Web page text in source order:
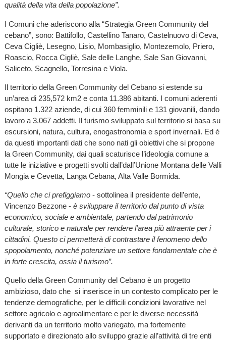
qualità della vita della popolazione”.
I Comuni che aderiscono alla “Strategia Green Community del
cebano”, sono: Battifollo, Castellino Tanaro, Castelnuovo di Ceva,
Ceva Cigliè, Lesegno, Lisio, Mombasiglio, Montezemolo, Priero,
Roascio, Rocca Cigliè, Sale delle Langhe, Sale San Giovanni,
Saliceto, Scagnello, Torresina e Viola.
Il territorio della Green Community del Cebano si estende su
un’area di 235,572 km2 e conta 11.386 abitanti. I comuni aderenti
ospitano 1.322 aziende, di cui 360 femminili e 131 giovanili, dando
lavoro a 3.067 addetti. Il turismo sviluppato sul territorio si basa su
escursioni, natura, cultura, enogastronomia e sport invernali. Ed è
da questi importanti dati che sono nati gli obiettivi che si propone
la Green Community, dai quali scaturisce l’ideologia comune a
tutte le iniziative e progetti svolti dall’dall’Unione Montana delle Valli
Mongia e Cevetta, Langa Cebana, Alta Valle Bormida.
“Quello che ci prefiggiamo- sottolinea il presidente dell’ente,
Vincenzo Bezzone - è sviluppare il territorio dal punto di vista
economico, sociale e ambientale, partendo dal patrimonio
culturale, storico e naturale per rendere l’area più attraente per i
cittadini. Questo ci permetterà di contrastare il fenomeno dello
spopolamento, nonché potenziare un settore fondamentale che è
in forte crescita, ossia il turismo”.
Quello della Green Community del Cebano è un progetto
ambizioso, dato che si inserisce in un contesto complicato per le
tendenze demografiche, per le difficili condizioni lavorative nel
settore agricolo e agroalimentare e per le diverse necessità
derivanti da un territorio molto variegato, ma fortemente
supportato e direzionato allo sviluppo grazie all’attività di tre enti